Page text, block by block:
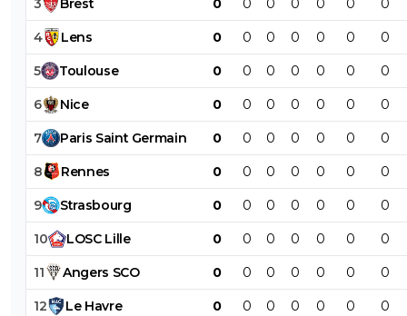
3 Brest 0 0 0 0 0 0 0
4 Lens 0 0 0 0 0 0 0
5 Toulouse 0 0 0 0 0 0 0
6 Nice 0 0 0 0 0 0 0
7 Paris Saint Germain 0 0 0 0 0 0 0
8 Rennes 0 0 0 0 0 0 0
9 Strasbourg 0 0 0 0 0 0 0
10 LOSC Lille 0 0 0 0 0 0 0
11 Angers SCO 0 0 0 0 0 0 0
12 Le Havre 0 0 0 0 0 0 0